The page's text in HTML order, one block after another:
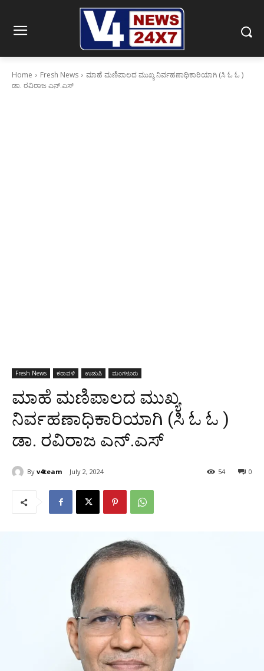
Home Fresh News
ಮಾಹೆ ಮಣಿಪಾಲದ ಮುಖ್ಯ ನಿರ್ವಹಣಾಧಿಕಾರಿಯಾಗಿ (ಸಿ ಓ ಓ )
ಡಾ. ರವಿರಾಜ ಎನ್.ಎಸ್
Fresh News ಕರಾವಳಿ ಉಡುಪಿ ಮಂಗಳೂರು
ಮಾಹೆ ಮಣಿಪಾಲದ ಮುಖ್ಯ
ನಿರ್ವಹಣಾಧಿಕಾರಿಯಾಗಿ (ಸಿ ಓ ಓ )
ಡಾ. ರವಿರಾಜ ಎನ್.ಎಸ್
By v4team July 2, 2024 0
54